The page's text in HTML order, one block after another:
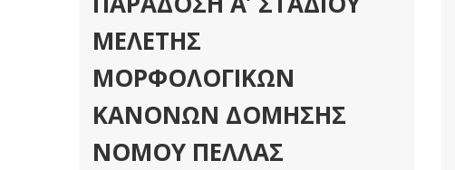
ΜΕΛΈΤΗΣ
ΜΟΡΦΟΛΟΓΙΚΏΝ
ΚΑΝΌΝΩΝ ΔΌΜΗΣΗΣ
ΝΟΜΟΎ ΠΈΛΛΑΣ